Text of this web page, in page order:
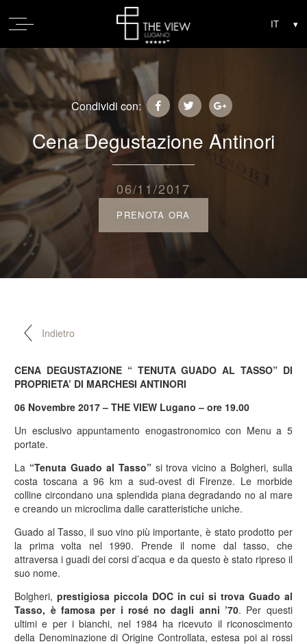
Condividi con:
Cena Degustazione Antinori
06/11/2017
PRENOTA ORA
Indietro
CENA DEGUSTAZIONE “ TENUTA GUADO AL TASSO” DI
PROPRIETA’ DI MARCHESI ANTINORI
06 Novembre 2017 – THE VIEW Lugano – ore 19.00
Un esclusivo appuntamento enogastronomico con Menu a 5
portate.
La “Tenuta Guado al Tasso”si trova vicino a Bolgheri, sulla
costa toscana a 96 km a sud-ovest di Firenze. Le morbide
colline circondano una splendida piana degradando no al mare
e creando un microclima dalle caratteristiche uniche.
Guado al Tasso, il suo vino più importante, è stato prodotto per
la prima volta nel 1990. Prende il nome dal tasso, che
attraversa i guadi dei corsi d’acqua e da questo è stato ripreso il
suo nome.
Bolgheri,prestigiosa piccola DOC in cui si trova Guado al
Tasso, è famosa per i rosé no dagli anni ’70. Per questi
ultimi e per i bianchi, nel 1984 ha ricevuto il riconoscimento
della Denominazione di Origine Controllata, estesa poi ai rossi